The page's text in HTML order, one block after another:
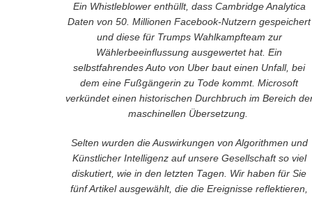
Ein Whistleblower enthüllt, dass Cambridge Analytica
Daten von 50. Millionen Facebook-Nutzern gespeichert
und diese für Trumps Wahlkampfteam zur
Wählerbeeinflussung ausgewertet hat. Ein
selbstfahrendes Auto von Uber baut einen Unfall, bei
dem eine Fußgängerin zu Tode kommt. Microsoft
verkündet einen historischen Durchbruch im Bereich
maschinellen Übersetzung.
Selten wurden die Auswirkungen von Algorithmen und
Künstlicher Intelligenz auf unsere Gesellschaft so viel
diskutiert, wie in den letzten Tagen. Wir haben für Sie
fünf Artikel ausgewählt, die die Ereignisse reflektieren,